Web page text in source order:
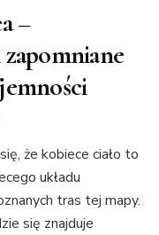
–
że kobiece ciało to
układu
tras tej mapy.
się znajduje